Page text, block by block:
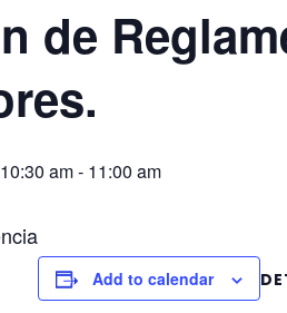
de
am- 11:00 am
Add to calendar